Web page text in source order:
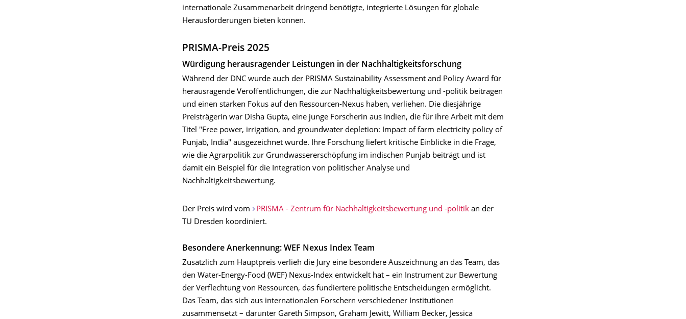
internationale Zusammenarbeit dringend benötigte, integrierte Lösungen für globale
Herausforderungen bieten können.
PRISMA-Preis 2025
Würdigung herausragender Leistungen in der Nachhaltigkeitsforschung
Während der DNC wurde auch der PRISMA Sustainability Assessment and Policy Award für
herausragende Veröffentlichungen, die zur Nachhaltigkeitsbewertung und -politik beitragen
und einen starken Fokus auf den Ressourcen-Nexus haben, verliehen. Die diesjährige
Preisträgerin war Disha Gupta, eine junge Forscherin aus Indien, die für ihre Arbeit mit dem
Titel "Free power, irrigation, and groundwater depletion: Impact of farm electricity policy of
Punjab, India" ausgezeichnet wurde. Ihre Forschung liefert kritische Einblicke in die Frage,
wie die Agrarpolitik zur Grundwassererschöpfung im indischen Punjab beiträgt und ist
damit ein Beispiel für die Integration von politischer Analyse und
Nachhaltigkeitsbewertung.
Der Preis wird vom PRISMA - Zentrum für Nachhaltigkeitsbewertung und -politikan der
TU Dresden koordiniert.
Besondere Anerkennung: WEF Nexus Index Team
Zusätzlich zum Hauptpreis verlieh die Jury eine besondere Auszeichnung an das Team, das
den Water-Energy-Food (WEF) Nexus-Index entwickelt hat – ein Instrument zur Bewertung
der Verflechtung von Ressourcen, das fundiertere politische Entscheidungen ermöglicht.
Das Team, das sich aus internationalen Forschern verschiedener Institutionen
zusammensetzt – darunter Gareth Simpson, Graham Jewitt, William Becker, Jessica